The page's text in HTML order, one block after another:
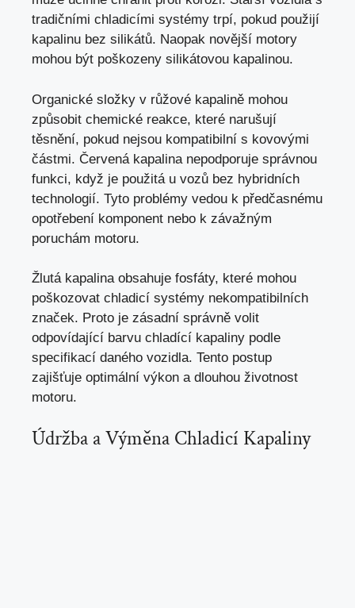
tradičními chladicími systémy trpí, pokud použijí
kapalinu bez silikátů. Naopak novější motory
mohou být poškozeny silikátovou kapalinou.
Organické složky v růžové kapalině mohou
způsobit chemické reakce, které narušují
těsnění, pokud nejsou kompatibilní s kovovými
částmi. Červená kapalina nepodporuje správnou
funkci, když je použitá u vozů bez hybridních
technologií. Tyto problémy vedou k předčasnému
opotřebení komponent nebo k závažným
poruchám motoru.
Žlutá kapalina obsahuje fosfáty, které mohou
poškozovat chladicí systémy nekompatibilních
značek. Proto je zásadní správně volit
odpovídající barvu chladící kapaliny podle
specifikací daného vozidla. Tento postup
zajišťuje optimální výkon a dlouhou životnost
motoru.
Údržba a Výměna Chladicí Kapaliny